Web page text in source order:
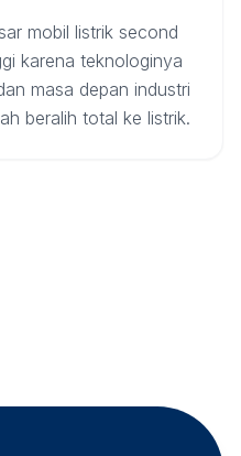
mobil listrik second
karena teknologinya
masa depan industri
beralih total ke listrik.